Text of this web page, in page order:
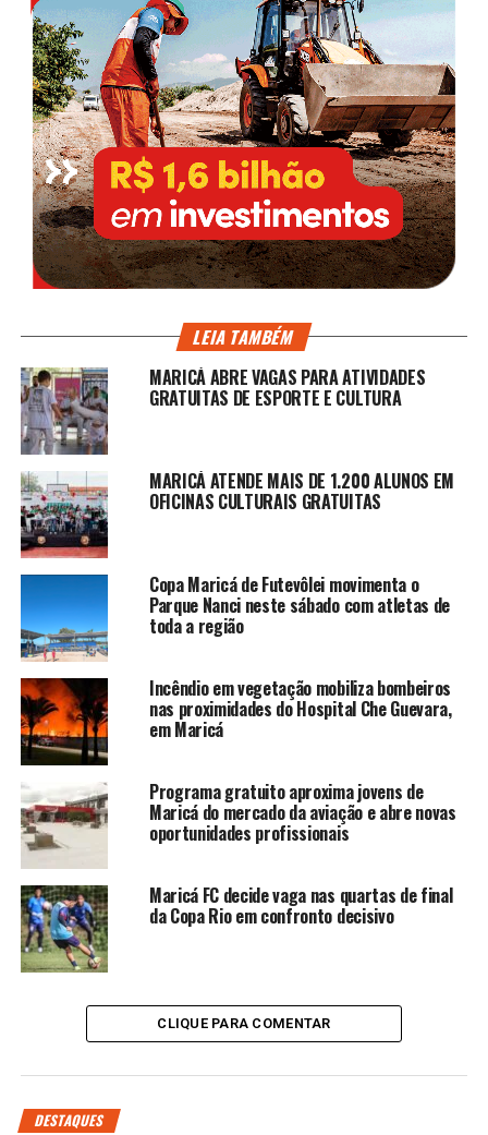
LEIA TAMBÉM
MARICÁ ABRE VAGAS PARA ATIVIDADES
GRATUITAS DE ESPORTE E CULTURA
MARICÁ ATENDE MAIS DE 1.200 ALUNOS EM
OFICINAS CULTURAIS GRATUITAS
Copa Maricá de Futevôlei movimenta o
Parque Nanci neste sábado com atletas de
toda a região
Incêndio em vegetação mobiliza bombeiros
nas proximidades do Hospital Che Guevara,
em Maricá
Programa gratuito aproxima jovens de
Maricá do mercado da aviação e abre novas
oportunidades profissionais
Maricá FC decide vaga nas quartas de final
da Copa Rio em confronto decisivo
CLIQUE PARA COMENTAR
DESTAQUES